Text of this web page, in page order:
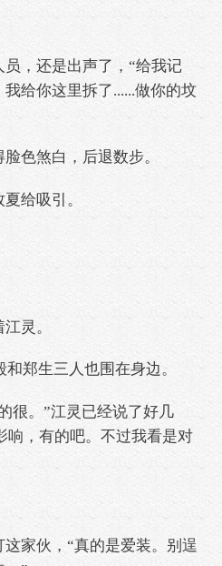
，还是出声了，“给我记
给你这里拆了......做你的坟
煞白，后退数步。
给吸引。
灵。
郑生三人也围在身边。
。”江灵已经说了好几
响，有的吧。不过我看是对
家伙，“真的是爱装。别逞